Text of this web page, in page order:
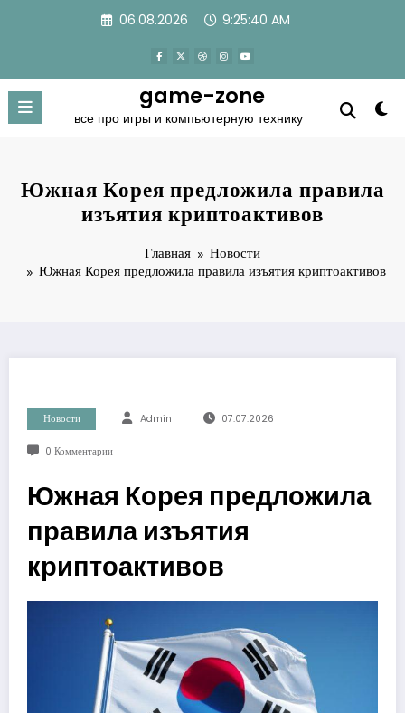
06.08.2026 9:25:40 AM
game-zone
все про игры и компьютерную технику
Южная Корея предложила правила
изъятия криптоактивов
Главная
Новости
Южная Корея предложила правила изъятия криптоактивов
Новости Admin 07.07.2026
0 Комментарии
Южная Корея предложила
правила изъятия
криптоактивов